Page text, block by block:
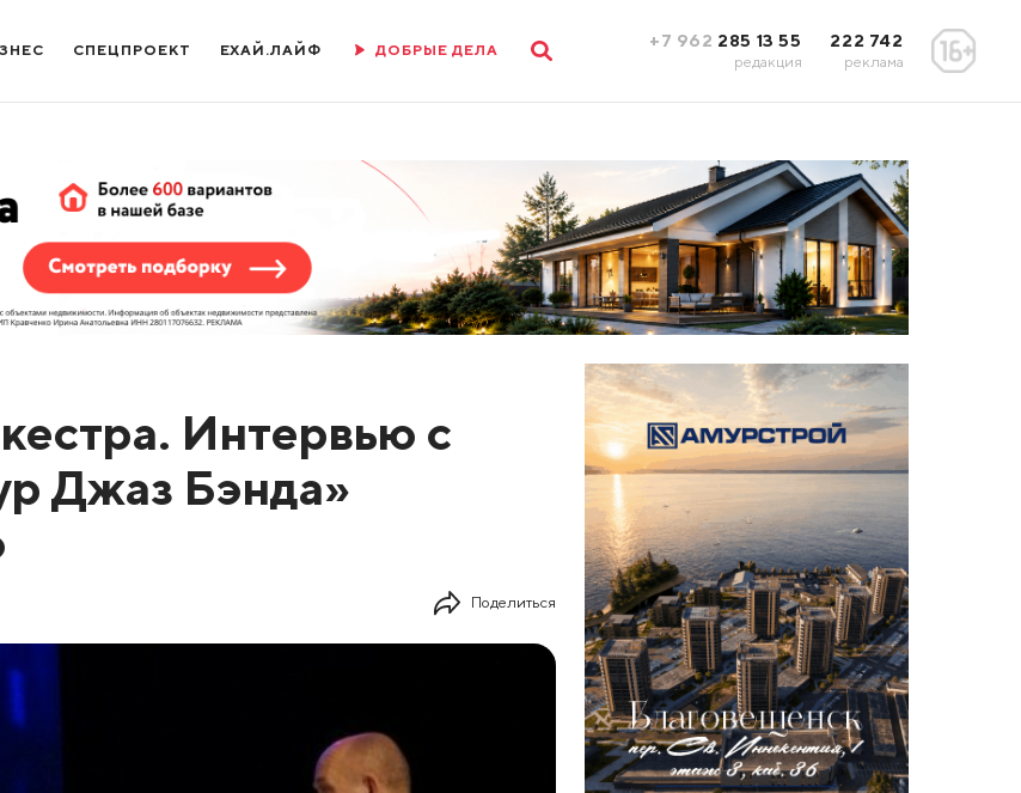
СПЕЦПРОЕКТ ЕХАЙ.ЛАЙФ ДОБРЫЕ ДЕЛА +7 962 285 13 55
редакция
222 742
реклама
Интервью с
Джаз Бэнда»
Поделиться